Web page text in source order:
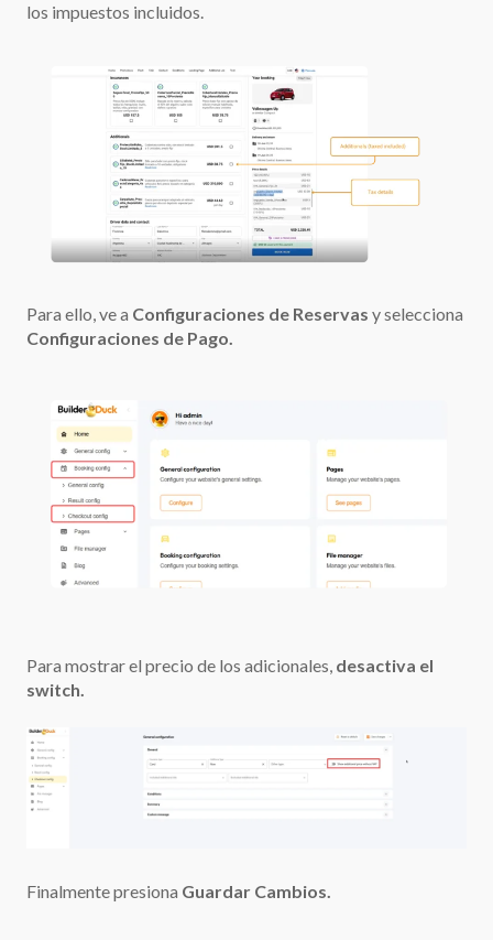
los impuestos incluidos.
Para ello, ve a Configuraciones de Reservas y selecciona
Configuraciones de Pago.
Para mostrar el precio de los adicionales, desactiva el
switch.
Finalmente presiona Guardar Cambios.